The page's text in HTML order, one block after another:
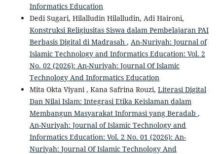
Informatics Education
Dedi Sugari, Hilalludin Hilalludin, Adi Haironi,
Konstruksi Religiusitas Siswa dalam Pembelajaran PAI
Berbasis Digital di Madrasah , An-Nuriyah: Journal of
Islamic Technology and Informatics Education: Vol. 2
No. 02 (2026): An-Nuriyah: Journal Of Islamic
Technology And Informatics Education
Mita Okta Viyani , Kana Safrina Rouzi, Literasi Digital
Dan Nilai Islam: Integrasi Etika Keislaman dalam
Membangun Masyarakat Informasi yang Beradab ,
An-Nuriyah: Journal of Islamic Technology and
Informatics Education: Vol. 2 No. 01 (2026): An-
Nuriyah: Journal Of Islamic Technology And